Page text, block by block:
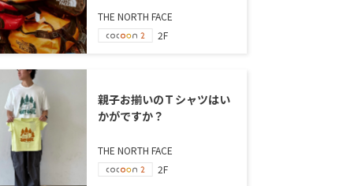
THE NORTH FACE
2F
親子お揃いのＴシャツはい
かがですか？
THE NORTH FACE
2F